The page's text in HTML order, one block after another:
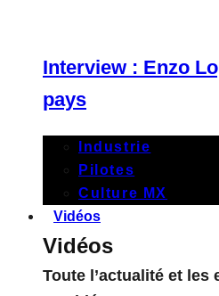
Interview : Enzo
pays
Industrie
Pilotes
Culture MX
Vidéos
Vidéos
Toute l’actualité et